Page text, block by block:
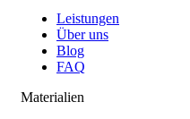
Leistungen
Über uns
Blog
FAQ
Materialien